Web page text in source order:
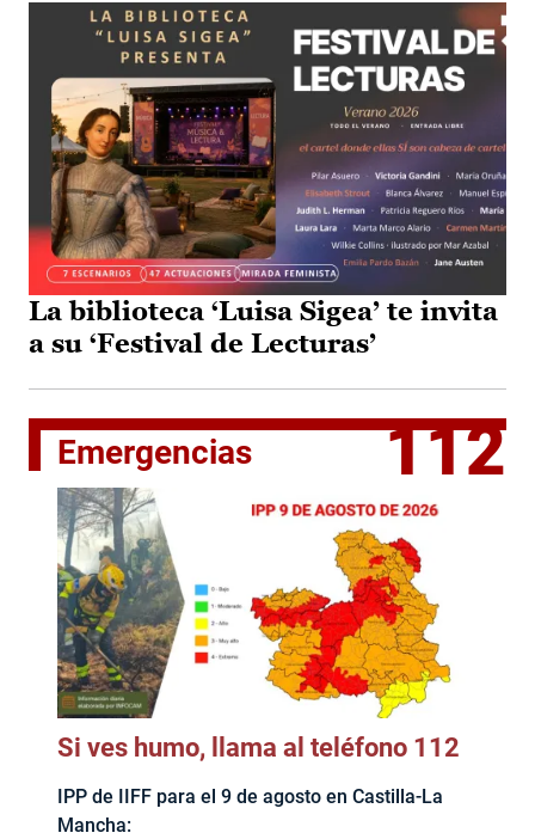
La biblioteca ‘Luisa Sigea’ te invita
a su ‘Festival de Lecturas’
Emergencias 112
Si ves humo, llama al teléfono 112
IPP de IIFF para el 9 de agosto en Castilla-La
Mancha: